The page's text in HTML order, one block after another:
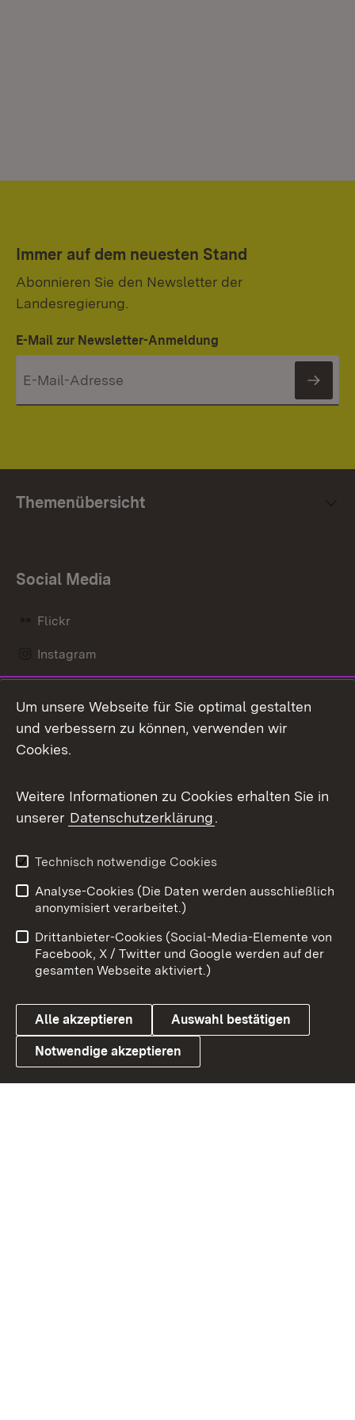
Immer auf dem neuesten Stand
Abonnieren Sie den Newsletter der
Landesregierung.
E-Mail zur Newsletter-Anmeldung
Themenübersicht
Social Media
Flickr
Instagram
Mastodon
Messenger
Social Wall
X / Twitter
Youtube
Link zum Landesportal
Benutzungshinweise
Barrierefreiheit
Datenschutz
Cookies
Um unsere Webseite für Sie optimal gestalten
und verbessern zu können, verwenden wir
Cookies.
Weitere Informationen zu Cookies erhalten Sie in
unserer Datenschutzerklärung.
Technisch notwendige Cookies
Analyse-Cookies (Die Daten werden ausschließlich
anonymisiert verarbeitet.)
Drittanbieter-Cookies (Social-Media-Elemente von
Facebook, X / Twitter und Google werden auf der
gesamten Webseite aktiviert.)
Alle akzeptieren Auswahl bestätigen
Notwendige akzeptieren